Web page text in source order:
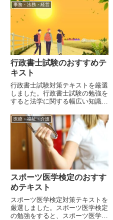
事務・法務・経営
行政書士試験のおすすめテ
キスト
行政書士試験対策テキストを厳選
しました。行政書士試験の勉強を
すると法学に関する幅広い知識が
医療・福祉・介護
スポーツ医学検定のおすす
めテキスト
スポーツ医学検定対策テキストを
厳選しました。スポーツ医学検定
の勉強をすると、スポーツ医学に